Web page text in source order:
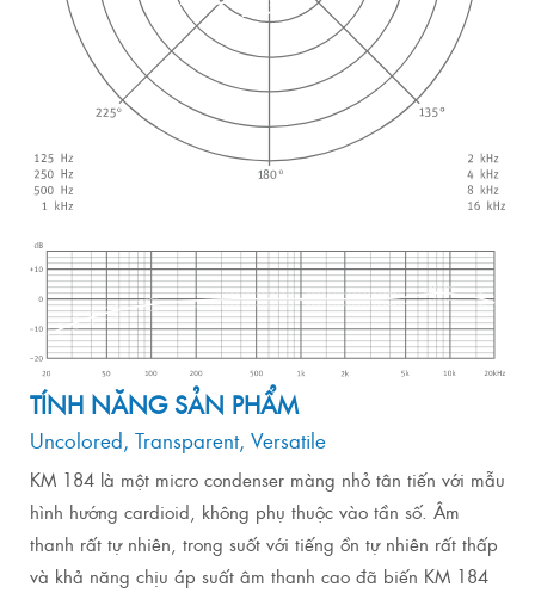
TÍNH NĂNG SẢN PHẨM
Uncolored, Transparent, Versatile
KM 184 là một micro condenser màng nhỏ tân tiến với mẫu
hình hướng cardioid, không phụ thuộc vào tần số. Âm
thanh rất tự nhiên, trong suốt với tiếng ồn tự nhiên rất thấp
và khả năng chịu áp suất âm thanh cao đã biến KM 184